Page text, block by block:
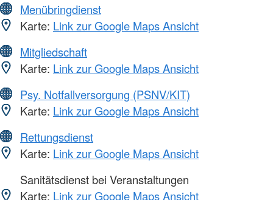
Menübringdienst
Karte: Link zur Google Maps Ansicht
Mitgliedschaft
Karte: Link zur Google Maps Ansicht
Psy. Notfallversorgung (PSNV/KIT)
Karte: Link zur Google Maps Ansicht
Rettungsdienst
Karte: Link zur Google Maps Ansicht
Sanitätsdienst bei Veranstaltungen
Karte: Link zur Google Maps Ansicht